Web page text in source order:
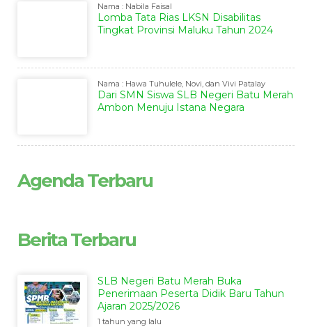
Nama : Nabila Faisal
Lomba Tata Rias LKSN Disabilitas
Tingkat Provinsi Maluku Tahun 2024
Nama : Hawa Tuhulele, Novi, dan Vivi Patalay
Dari SMN Siswa SLB Negeri Batu Merah
Ambon Menuju Istana Negara
Agenda Terbaru
Berita Terbaru
SLB Negeri Batu Merah Buka
Penerimaan Peserta Didik Baru Tahun
Ajaran 2025/2026
1 tahun yang lalu